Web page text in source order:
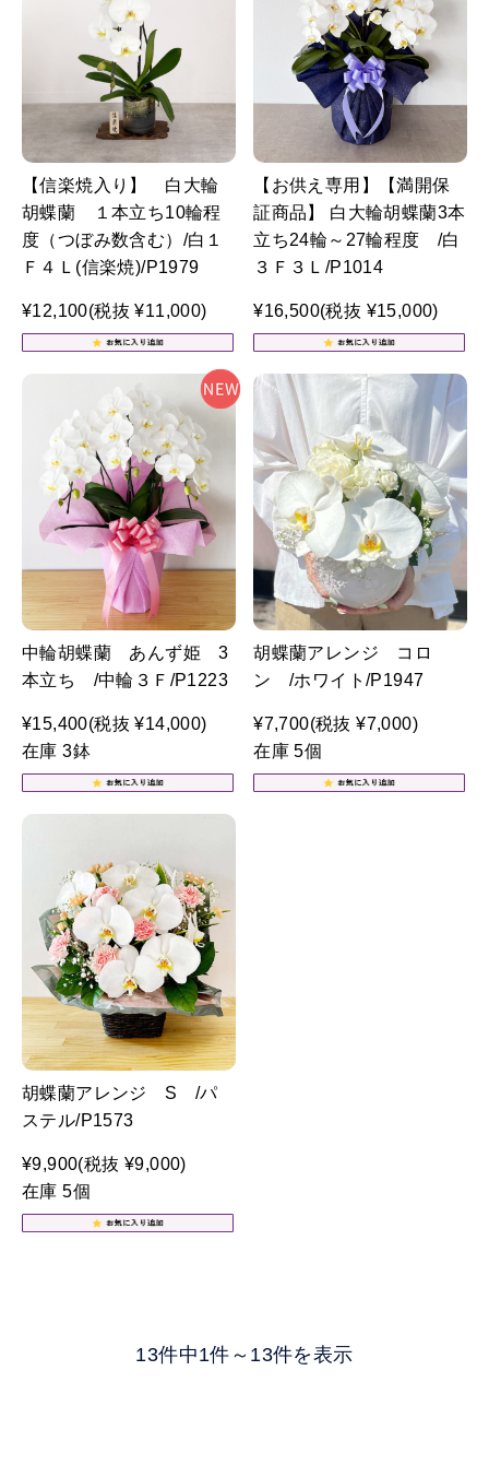
【信楽焼入り】 白大輪
胡蝶蘭 １本立ち10輪程
度（つぼみ数含む）/白１
Ｆ４Ｌ(信楽焼)/P1979
¥12,100(税抜 ¥11,000)
【お供え専用】【満開保
証商品】 白大輪胡蝶蘭3本
立ち24輪～27輪程度 /白
３Ｆ３Ｌ/P1014
¥16,500(税抜 ¥15,000)
中輪胡蝶蘭 あんず姫 3
本立ち /中輪３Ｆ/P1223
¥15,400(税抜 ¥14,000)
在庫 3鉢
胡蝶蘭アレンジ コロ
ン /ホワイト/P1947
¥7,700(税抜 ¥7,000)
在庫 5個
胡蝶蘭アレンジ S /パ
ステル/P1573
¥9,900(税抜 ¥9,000)
在庫 5個
13件中1件～13件を表示